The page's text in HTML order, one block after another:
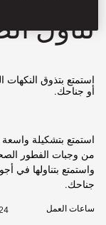
تناول
أو جناحك.
استمتع بتشكيلة
من وجبات الفطور
واستمتع بتناولها في
جناحك.
ساعات العمل 24